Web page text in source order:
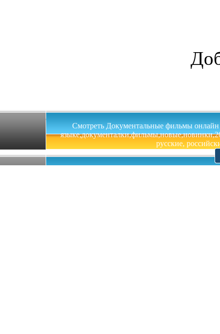
Смотреть Документальные фильмы онлайн
русские,